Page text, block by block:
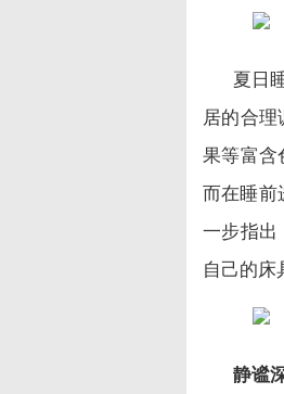
夏日
居的合
果等富含
而在睡前
一步指出
自己的床
静谧